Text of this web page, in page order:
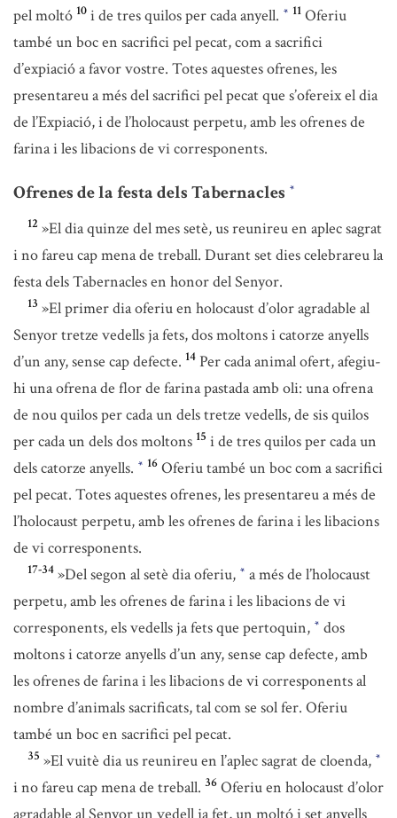
pel moltó 10 i de tres quilos per cada anyell. * 11 Oferiu
també un boc en sacrifici pel pecat, com a sacrifici
d’expiació a favor vostre. Totes aquestes ofrenes, les
presentareu a més del sacrifici pel pecat que s’ofereix el dia
de l’Expiació, i de l’holocaust perpetu, amb les ofrenes de
farina i les libacions de vi corresponents.
Ofrenes de la festa dels Tabernacles *
12 »El dia quinze del mes setè, us reunireu en aplec sagrat
i no fareu cap mena de treball. Durant set dies celebrareu la
festa dels Tabernacles en honor del Senyor.
13 »El primer dia oferiu en holocaust d’olor agradable al
Senyor tretze vedells ja fets, dos moltons i catorze anyells
d’un any, sense cap defecte. 14 Per cada animal ofert, afegiu-
hi una ofrena de flor de farina pastada amb oli: una ofrena
de nou quilos per cada un dels tretze vedells, de sis quilos
per cada un dels dos moltons 15 i de tres quilos per cada un
dels catorze anyells. * 16 Oferiu també un boc com a sacrifici
pel pecat. Totes aquestes ofrenes, les presentareu a més de
l’holocaust perpetu, amb les ofrenes de farina i les libacions
de vi corresponents.
17-34 »Del segon al setè dia oferiu, * a més de l’holocaust
perpetu, amb les ofrenes de farina i les libacions de vi
corresponents, els vedells ja fets que pertoquin, * dos
moltons i catorze anyells d’un any, sense cap defecte, amb
les ofrenes de farina i les libacions de vi corresponents al
nombre d’animals sacrificats, tal com se sol fer. Oferiu
també un boc en sacrifici pel pecat.
35 »El vuitè dia us reunireu en l’aplec sagrat de cloenda, *
i no fareu cap mena de treball. 36 Oferiu en holocaust d’olor